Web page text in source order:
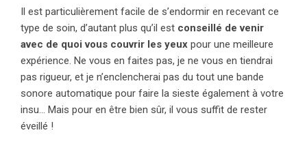
Il est particulièrement facile de s’endormir en recevant ce
type de soin, d’autant plus qu’il est conseillé de venir
avec de quoi vous couvrir les yeux pour une meilleure
expérience. Ne vous en faites pas, je ne vous en tiendrai
pas rigueur, et je n’enclencherai pas du tout une bande
sonore automatique pour faire la sieste également à votre
insu… Mais pour en être bien sûr, il vous suffit de rester
éveillé !